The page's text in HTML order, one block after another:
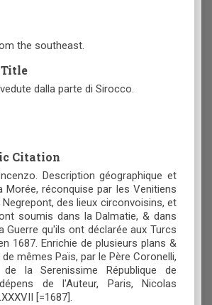
the southeast.
dalla parte di Sirocco.
Citation
Description géographique et
Morée, réconquise par les Venitiens
des lieux circonvoisins, et
soumis dans la Dalmatie, & dans
Guerre qu'ils ont déclarée aux Turcs
1687. Enrichie de plusieurs plans &
mêmes Païs, par le Père Coronelli,
de la Serenissime République de
de l'Auteur, Paris, Nicolas
[=1687].